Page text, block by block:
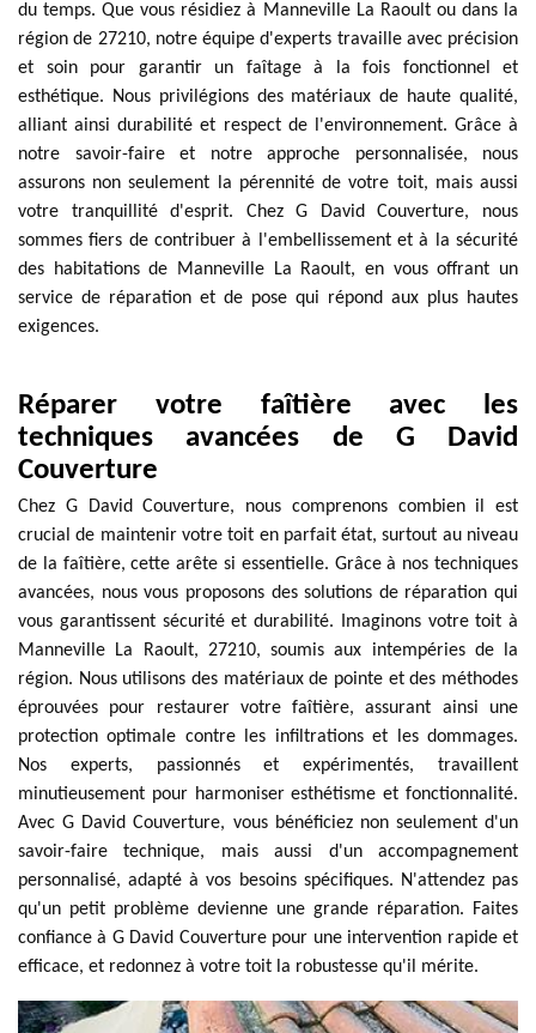
du temps. Que vous résidiez à Manneville La Raoult ou dans la
région de 27210, notre équipe d'experts travaille avec précision
et soin pour garantir un faîtage à la fois fonctionnel et
esthétique. Nous privilégions des matériaux de haute qualité,
alliant ainsi durabilité et respect de l'environnement. Grâce à
notre savoir-faire et notre approche personnalisée, nous
assurons non seulement la pérennité de votre toit, mais aussi
votre tranquillité d'esprit. Chez G David Couverture, nous
sommes fiers de contribuer à l'embellissement et à la sécurité
des habitations de Manneville La Raoult, en vous offrant un
service de réparation et de pose qui répond aux plus hautes
exigences.
Réparer votre faîtière avec les
techniques avancées de G David
Couverture
Chez G David Couverture, nous comprenons combien il est
crucial de maintenir votre toit en parfait état, surtout au niveau
de la faîtière, cette arête si essentielle. Grâce à nos techniques
avancées, nous vous proposons des solutions de réparation qui
vous garantissent sécurité et durabilité. Imaginons votre toit à
Manneville La Raoult, 27210, soumis aux intempéries de la
région. Nous utilisons des matériaux de pointe et des méthodes
éprouvées pour restaurer votre faîtière, assurant ainsi une
protection optimale contre les infiltrations et les dommages.
Nos experts, passionnés et expérimentés, travaillent
minutieusement pour harmoniser esthétisme et fonctionnalité.
Avec G David Couverture, vous bénéficiez non seulement d'un
savoir-faire technique, mais aussi d'un accompagnement
personnalisé, adapté à vos besoins spécifiques. N'attendez pas
qu'un petit problème devienne une grande réparation. Faites
confiance à G David Couverture pour une intervention rapide et
efficace, et redonnez à votre toit la robustesse qu'il mérite.